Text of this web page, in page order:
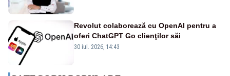
Revolut colaborează cu OpenAI pentru a
oferi ChatGPT Go clienţilor săi
30 iul. 2026, 14:43